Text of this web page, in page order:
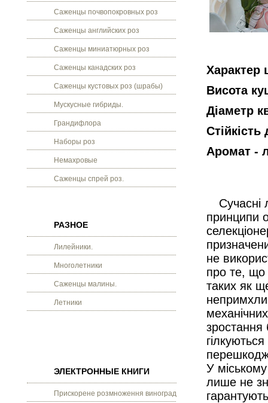
Саженцы почвопокровных роз
Саженцы английских роз
Саженцы миниатюрных роз
Саженцы канадских роз
Саженцы кустовых роз (шрабы)
Мускусные гибриды.
Грандифлора
Наборы роз
Немахровые
Саженцы спрей роз.
РАЗНОЕ
Лилейники.
Многолетники
Саженцы малины.
Летники
ЭЛЕКТРОННЫЕ КНИГИ
Прискорене розмноження винограду.
Характер
Висота
Діаметр
Аромат -
принципи
не
про те, що
таких як
зростання
У
лише не